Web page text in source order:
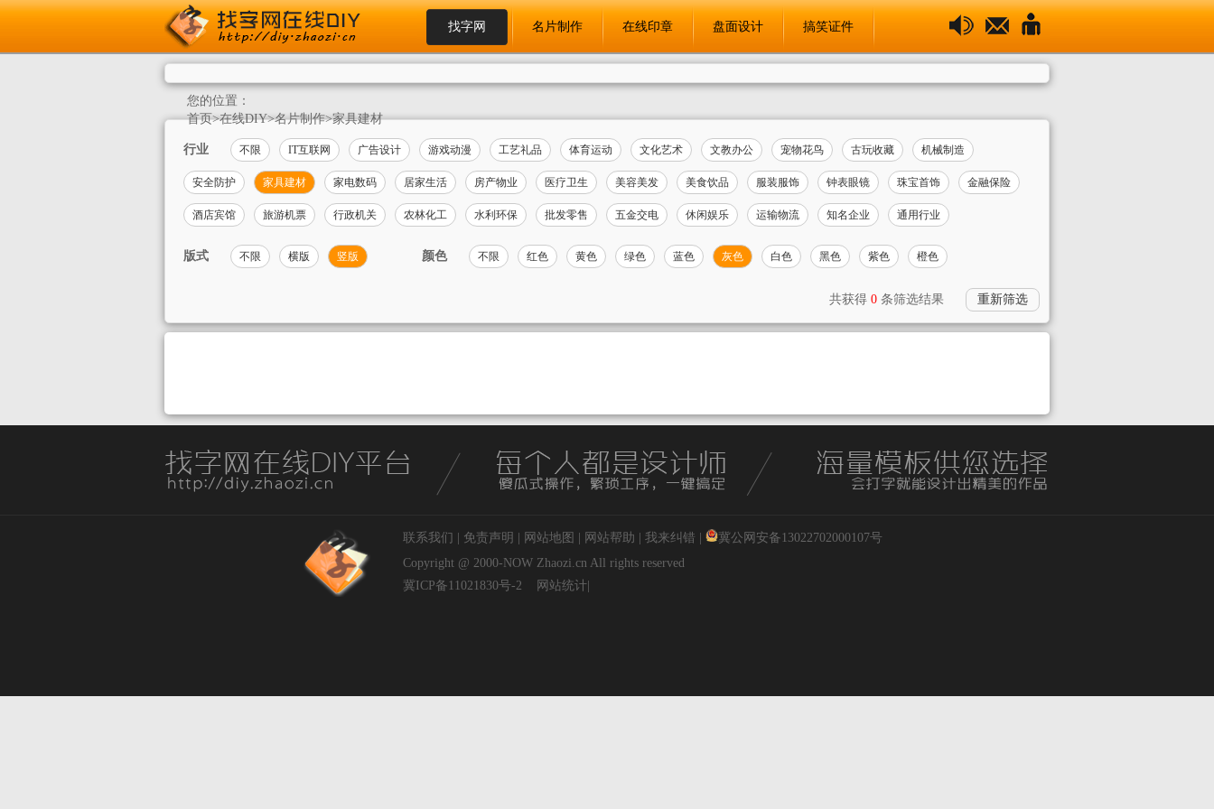
找字网 名片制作 在线印章 盘面设计 搞笑证件
您的位置：
首页>在线DIY>名片制作>家具建材
行业 不限 IT互联网 广告设计 游戏动漫 工艺礼品 体育运动 文化艺术 文教办公 宠物花鸟 古玩收藏 机械制造
安全防护 家具建材 家电数码 居家生活 房产物业 医疗卫生 美容美发 美食饮品 服装服饰 钟表眼镜 珠宝首饰 金融保险
酒店宾馆 旅游机票 行政机关 农林化工 水利环保 批发零售 五金交电 休闲娱乐 运输物流 知名企业 通用行业
版式 不限 横版 竖版 颜色 不限 红色 黄色 绿色 蓝色 灰色 白色 黑色 紫色 橙色
共获得 0 条筛选结果 重新筛选
联系我们 免责声明 网站地图 网站帮助 我来纠错
冀公网安备13022702000107号
Copyright @ 2000-NOW Zhaozi.cn All rights reserved
冀ICP备11021830号-2
网站统计